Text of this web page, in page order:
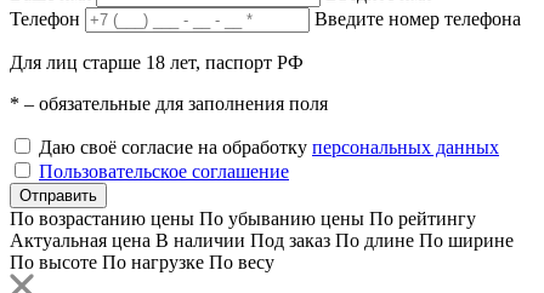
Телефон
Введите номер телефона
Для лиц старше 18 лет, паспорт РФ
* – обязательные для заполнения поля
Даю своё согласие на обработку персональных данных
Пользовательское соглашение
Отправить
По возрастанию цены По убыванию цены По рейтингу
Актуальная цена В наличии Под заказ По длине По ширине
По высоте По нагрузке По весу